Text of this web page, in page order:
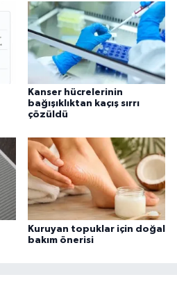
Kanser hücrelerinin
bağışıklıktan kaçış sırrı
çözüldü
Kuruyan topuklar için doğal
bakım önerisi